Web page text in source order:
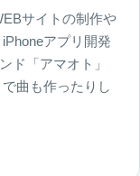
サイトの制作や
アプリ開発
ド「アマオト」
で曲も作ったりし